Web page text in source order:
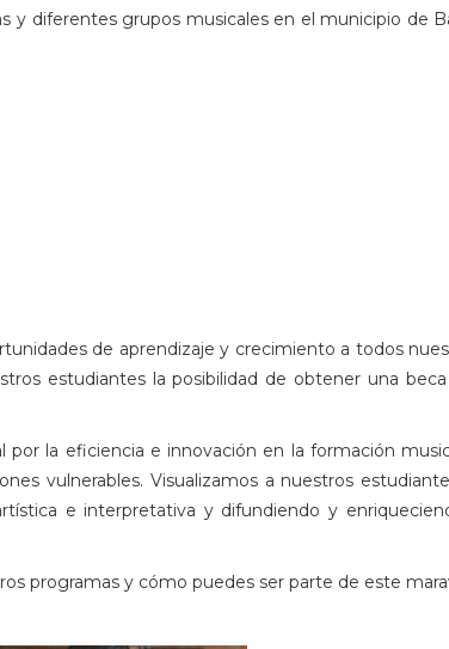
y diferentes grupos musicales en el municipio de
de aprendizaje y crecimiento a todos
estudiantes la posibilidad de obtener una beca
la eficiencia e innovación en la formación
vulnerables. Visualizamos a nuestros
e interpretativa y difundiendo y
programas y cómo puedes ser parte de este